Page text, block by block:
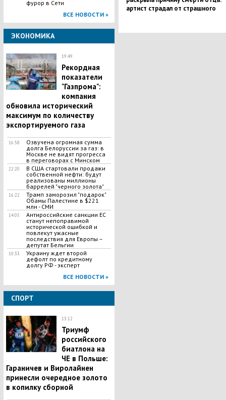
фурор в Сети
ВСЕ НОВОСТИ »
ЭКОНОМИКА
19:49
Рекордная
показатели
"Газпрома":
компания
обновила исторический
максимум по количеству
экспортируемого газа
16:58
Озвучена огромная сумма
долга Белоруссии за газ: в
Москве не видят прогресса
в переговорах с Минском
22:20
В США стартовали продажи
собственной нефти: будут
реализованы миллионы
баррелей "черного золота"
16:22
Трамп заморозил "подарок"
Обамы Палестине в $221
млн - СМИ
14:05
Антироссийские санкции ЕС
станут непоправимой
исторической ошибкой и
повлекут ужасные
последствия для Европы –
депутат Бельгии
10:33
Украину ждет второй
дефолт по кредитному
долгу РФ - эксперт
ВСЕ НОВОСТИ »
СПОРТ
13:12
Триумф
российского
биатлона на
ЧЕ в Польше:
Гараничев и Виролайнен
принесли очередное золото
в копилку сборной
артист страдал от страшного